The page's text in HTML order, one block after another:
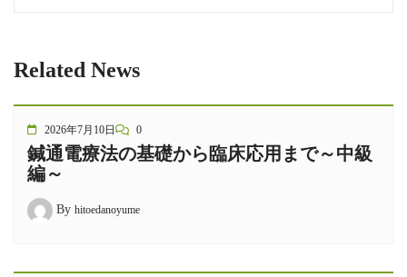
Related News
2026年7月10日 0
鍼通電療法の基礎から臨床応用まで～中級
編～
By hitoedanoyume